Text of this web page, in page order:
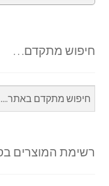
חיפוש מתקדם…
רשימת המוצרים